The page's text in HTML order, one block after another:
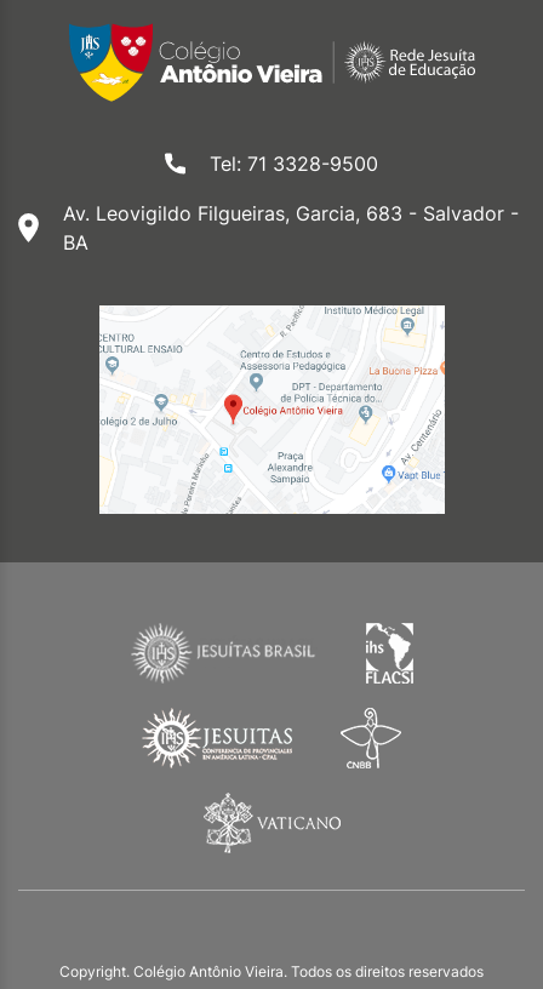
Tel: 71 3328-9500
Av. Leovigildo Filgueiras, Garcia, 683 - Salvador -
BA
Copyright. Colégio Antônio Vieira. Todos os direitos reservados